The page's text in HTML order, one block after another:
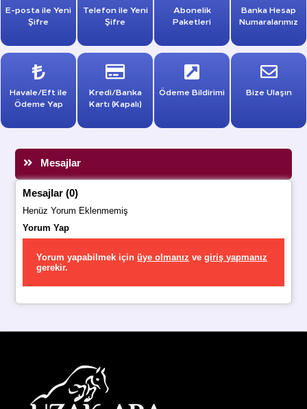
E-posta ile Yeni
Şifre
Telefon ile Yeni
Şifre
Abonelik
Paketleri
Banka Hesap
Numaralarımız
Havale/Eft ile
Ödeme Yap
Kredi/Banka
Kartı (Kapalı)
Ödeme Bildirimi Bize Ulaşın
Mesajlar
Mesajlar (0)
Henüz Yorum Eklenmemiş
Yorum Yap
Yorum yapabilmek içinüye olmanız vegiriş yapmanız
gerekir.